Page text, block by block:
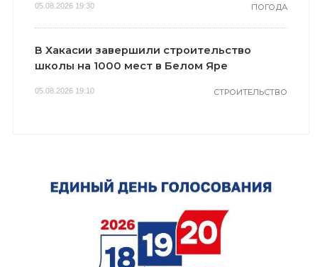
Ржу не
переставая, это
видео
пересмотришь
не раз
Ролик из Омска:
смеяться долго
05.08.2026 19:30 ПОГОДА
В Хакасии завершили строительство
школы на 1000 мест в Белом Яре
05.08.2026 19:10 СТРОИТЕЛЬСТВО